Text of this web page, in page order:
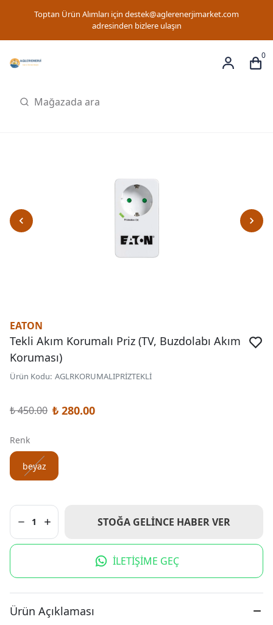
Toptan Ürün Alımları için destek@aglerenerjimarket.com
adresinden bizlere ulaşın
0
EATON
Tekli Akım Korumalı Priz (TV, Buzdolabı Akım
Koruması)
Ürün Kodu: AGLRKORUMALIPRİZTEKLİ
₺ 450.00 ₺ 280.00
Renk
beyaz
1 STOĞA GELINCE HABER VER
İLETİŞİME GEÇ
Ürün Açıklaması